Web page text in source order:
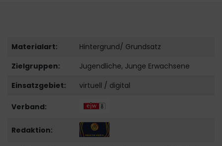
Materialart:
Hintergrund/ Grundsatz
Zielgruppen:
Jugendliche, Junge Erwachsene
Einsatzgebiet:
virtuell / digital
Verband:
Redaktion: